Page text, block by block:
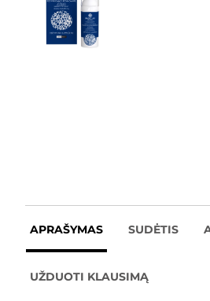
APRAŠYMAS SUDĖTIS
UŽDUOTI KLAUSIMĄ